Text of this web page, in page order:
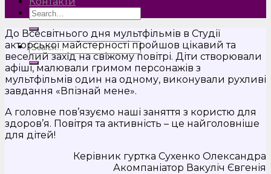
До Всесвітнього дня мультфільмів в Студії
акторської майстерності пройшов цікавий та
веселий захід на свіжому повітрі. Діти створювали
афіші, малювали гримом персонажів з
мультфільмів один на одному, виконували рухливі
завдання «Впізнай мене».
А головне пов’язуємо наші заняття з користю для
здоров’я. Повітря та активність – це найголовніше
для дітей!
Керівник гуртка Сухенко Олександра
Акомпаніатор Вакуліч Євгенія